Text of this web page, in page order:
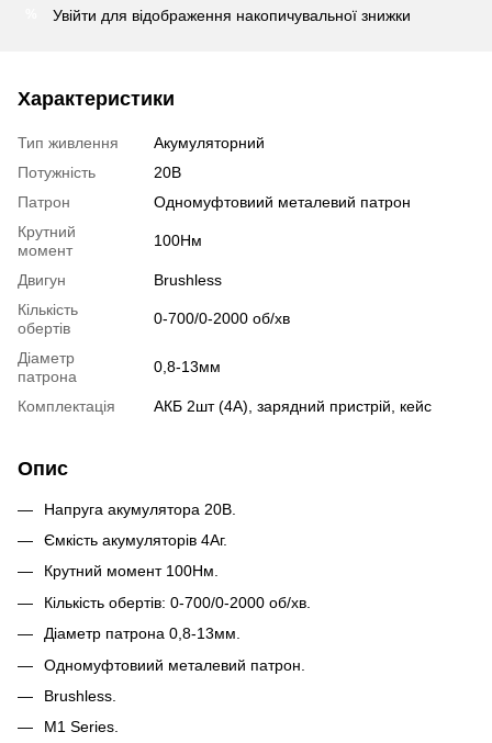
Увійти для відображення накопичувальної знижки
Характеристики
Тип живлення
Акумуляторний
Потужність
20В
Патрон
Одномуфтовиий металевий патрон
Крутний
момент
100Нм
Двигун
Brushless
Кількість
обертів
0-700/0-2000 об/хв
Діаметр
патрона
0,8-13мм
Комплектація АКБ 2шт (4А), зарядний пристрій, кейс
Опис
Напруга акумулятора 20В.
Ємкість акумуляторів 4Аг.
Крутний момент 100Нм.
Кількість обертів: 0-700/0-2000 об/хв.
Діаметр патрона 0,8-13мм.
Одномуфтовиий металевий патрон.
Brushless.
M1 Series.